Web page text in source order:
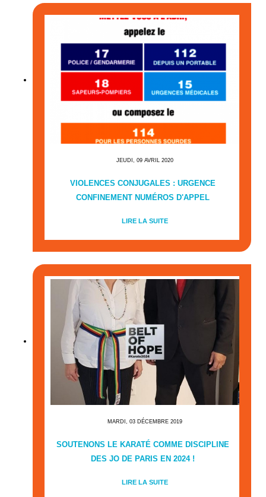
JEUDI, 09 AVRIL 2020
VIOLENCES CONJUGALES : URGENCE
CONFINEMENT NUMÉROS D'APPEL
LIRE LA SUITE
MARDI, 03 DÉCEMBRE 2019
SOUTENONS LE KARATÉ COMME DISCIPLINE
DES JO DE PARIS EN 2024 !
LIRE LA SUITE